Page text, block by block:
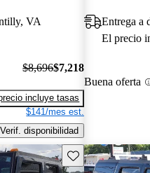
VA
$8,696$7,218
incluye tasas
$141/mes est.
Verif. disponibilidad
Entrega a
El precio
Buena oferta
Guarda este Aviso